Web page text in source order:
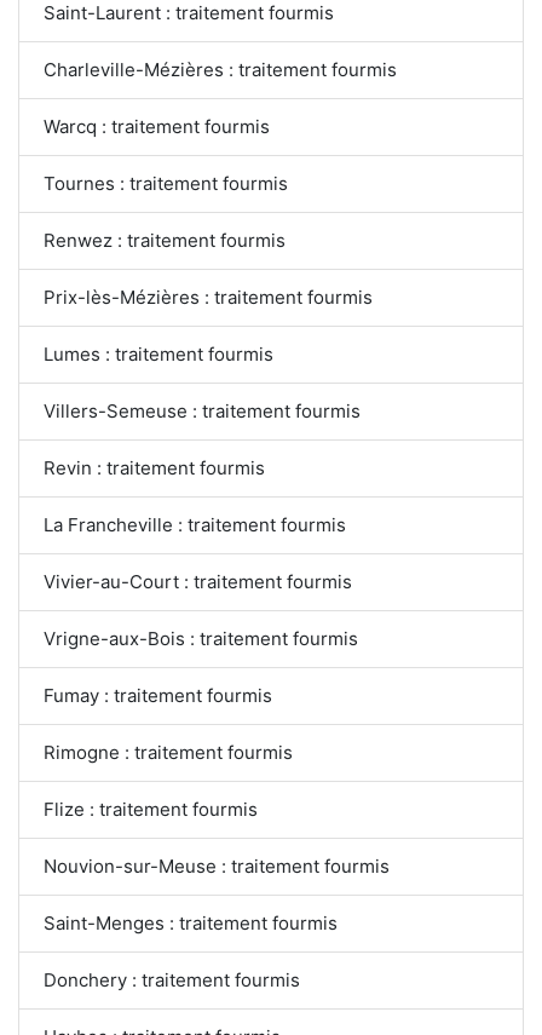
Saint-Laurent : traitement fourmis
Charleville-Mézières : traitement fourmis
Warcq : traitement fourmis
Tournes : traitement fourmis
Renwez : traitement fourmis
Prix-lès-Mézières : traitement fourmis
Lumes : traitement fourmis
Villers-Semeuse : traitement fourmis
Revin : traitement fourmis
La Francheville : traitement fourmis
Vivier-au-Court : traitement fourmis
Vrigne-aux-Bois : traitement fourmis
Fumay : traitement fourmis
Rimogne : traitement fourmis
Flize : traitement fourmis
Nouvion-sur-Meuse : traitement fourmis
Saint-Menges : traitement fourmis
Donchery : traitement fourmis